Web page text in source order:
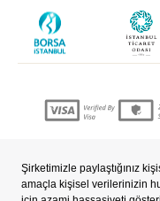
T-SoftE-